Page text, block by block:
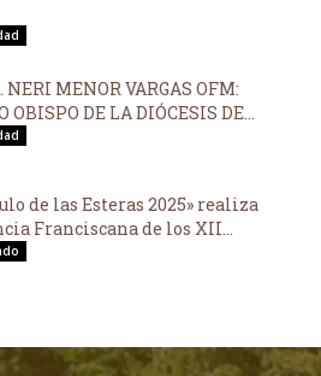
NERI MENOR VARGAS OFM:
OBISPO DE LA DIÓCESIS DE...
de las Esteras 2025» realiza
Franciscana de los XII...